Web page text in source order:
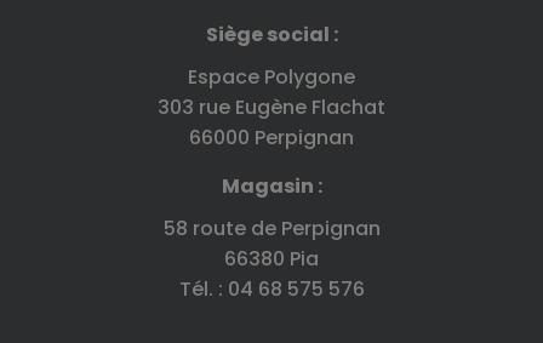
Siège social :
Espace Polygone
303 rue Eugène Flachat
66000 Perpignan
Magasin :
58 route de Perpignan
66380 Pia
Tél. : 04 68 575 576